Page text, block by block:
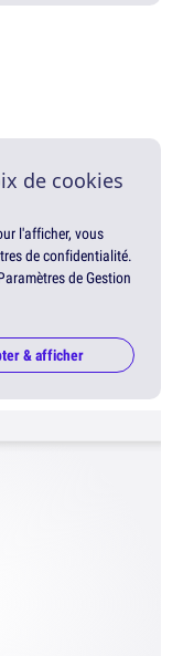
de cookies
l'afficher, vous
de confidentialité.
de Gestion
& afficher